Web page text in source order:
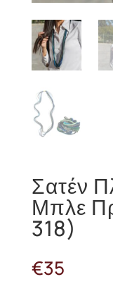
Σατέν
Μπλε
318)
€35